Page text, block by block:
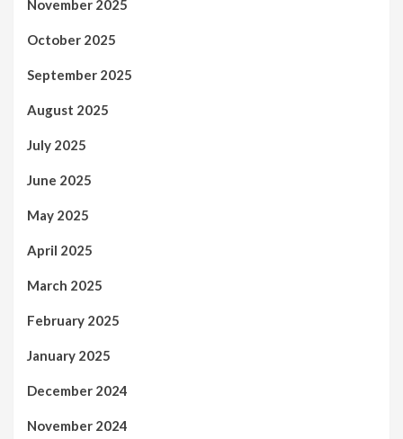
November 2025
October 2025
September 2025
August 2025
July 2025
June 2025
May 2025
April 2025
March 2025
February 2025
January 2025
December 2024
November 2024